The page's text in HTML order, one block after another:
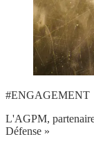
#ENGAGEMENT
L'AGPM,
Défense »